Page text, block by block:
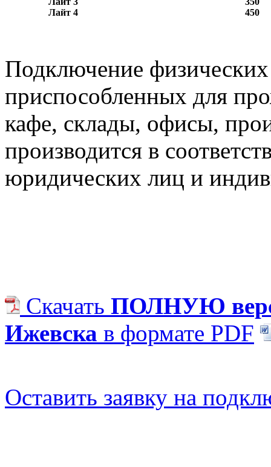
Лайт 4
450
Подключение
приспособленных для
кафе, склады, офисы,
производится в
юридических лиц и
Скачать ПОЛНУЮ
Ижевска в формате PDF
Оставить заявку на